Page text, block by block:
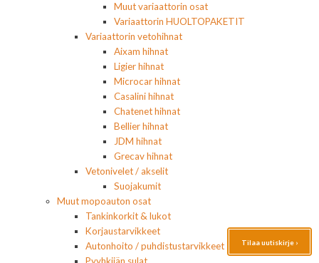
Muut variaattorin osat
Variaattorin HUOLTOPAKETIT
Variaattorin vetohihnat
Aixam hihnat
Ligier hihnat
Microcar hihnat
Casalini hihnat
Chatenet hihnat
Bellier hihnat
JDM hihnat
Grecav hihnat
Vetonivelet / akselit
Suojakumit
Muut mopoauton osat
Tankinkorkit & lukot
Korjaustarvikkeet
Autonhoito / puhdistustarvikkeet
Tilaa uutiskirje ›